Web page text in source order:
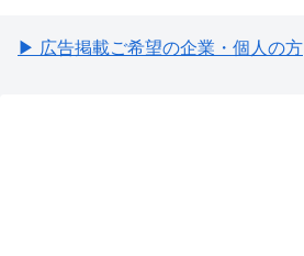
▶ 広告掲載ご希望の企業・個人の方